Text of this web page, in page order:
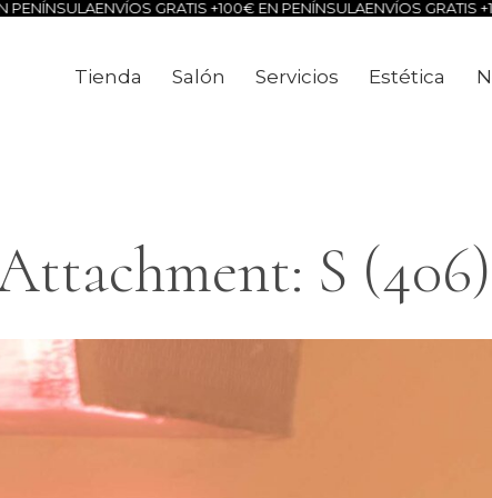
ENVÍOS GRATIS +100€ EN PENÍNSULAENVÍOS GRATIS +100€
Tienda Salón Servicios Estética
S (406)